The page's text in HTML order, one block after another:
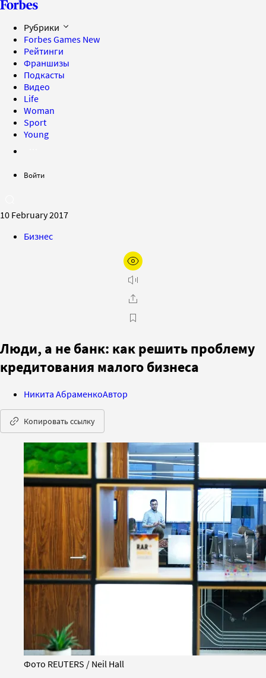
Рубрики
Forbes Games New
Рейтинги
Франшизы
Подкасты
Видео
Life
Woman
Sport
Young
Войти
10 February 2017
Бизнес
Люди, а не банк: как решить проблему
кредитования малого бизнеса
Никита АбраменкоАвтор
Копировать ссылку
Фото REUTERS / Neil Hall